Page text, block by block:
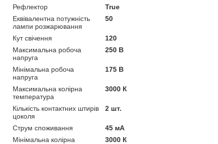
Рефлектор
True
Еквівалентна потужність
лампи розжарювання
50
Кут свічення
120
Максимальна робоча
напруга
250 В
Мінімальна робоча
напруга
175 В
Максимальна колірна
температура
3000 К
Кількість контактних штирів
цоколя
2 шт.
Струм споживання
45 мА
Мінімальна колірна
3000 К